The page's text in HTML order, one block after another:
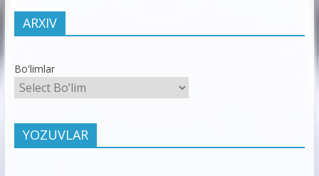
ARXIV
Bo'limlar
YOZUVLAR